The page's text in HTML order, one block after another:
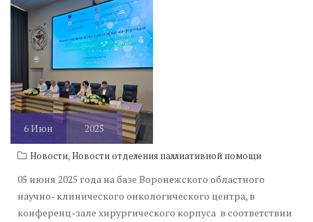
6Июн 2025
Новости,Новости отделения паллиативной помощи
05 июня 2025 года на базе Воронежского областного
научно- клинического онкологического центра, в
конференц-зале хирургического корпуса в соответствии